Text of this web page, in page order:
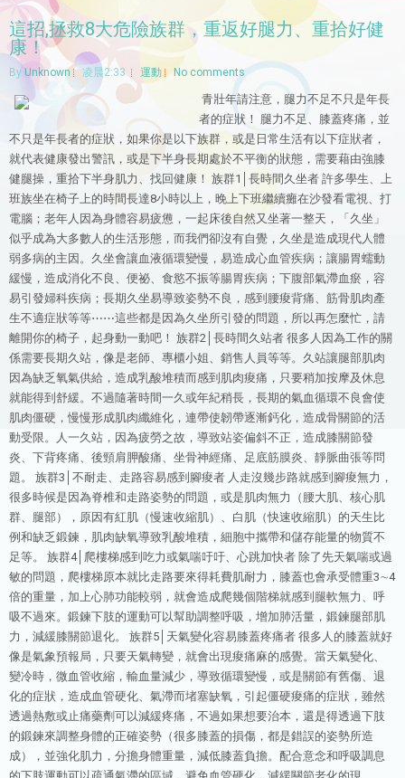
這招,拯救8大危險族群，重返好腿力、重拾好健
康！
By Unknown 凌晨2:33 運動 No comments
青壯年請注意，腿力不足不只是年長
者的症狀！ 腿力不足、膝蓋疼痛，並
不只是年長者的症狀，如果你是以下族群，或是日常生活有以下症狀者，
就代表健康發出警訊，或是下半身長期處於不平衡的狀態，需要藉由強膝
健腿操，重拾下半身肌力、找回健康！ 族群1│長時間久坐者 許多學生、上
班族坐在椅子上的時間長達8小時以上，晚上下班繼續癱在沙發看電視、打
電腦；老年人因為身體容易疲憊，一起床後自然又坐著一整天，「久坐」
似乎成為大多數人的生活形態，而我們卻沒有自覺，久坐是造成現代人體
弱多病的主因。久坐會讓血液循環變慢，易造成心血管疾病；讓腸胃蠕動
緩慢，造成消化不良、便祕、食慾不振等腸胃疾病；下腹部氣滯血瘀，容
易引發婦科疾病；長期久坐易導致姿勢不良，感到腰痠背痛、筋骨肌肉產
生不適症狀等等⋯⋯這些都是因為久坐所引發的問題，所以再怎麼忙，請
離開你的椅子，起身動一動吧！ 族群2│長時間久站者 很多人因為工作的關
係需要長期久站，像是老師、專櫃小姐、銷售人員等等。久站讓腿部肌肉
因為缺乏氧氣供給，造成乳酸堆積而感到肌肉痠痛，只要稍加按摩及休息
就能得到舒緩。不過隨著時間一久或年紀稍長，長期的氣血循環不良會使
肌肉僵硬，慢慢形成肌肉纖維化，連帶使韌帶逐漸鈣化，造成骨關節的活
動受限。人一久站，因為疲勞之故，導致站姿偏斜不正，造成膝關節發
炎、下背疼痛、後頸肩胛酸痛、坐骨神經痛、足底筋膜炎、靜脈曲張等問
題。 族群3│不耐走、走路容易感到腳痠者 人走沒幾步路就感到腳痠無力，
很多時候是因為脊椎和走路姿勢的問題，或是肌肉無力（腰大肌、核心肌
群、腿部），原因有紅肌（慢速收縮肌）、白肌（快速收縮肌）的天生比
例和缺乏鍛鍊，肌肉缺氧導致乳酸堆積，細胞中攜帶和儲存能量的物質不
足等。 族群4│爬樓梯感到吃力或氣喘吁吁、心跳加快者 除了先天氣喘或過
敏的問題，爬樓梯原本就比走路要來得耗費肌耐力，膝蓋也會承受體重3∼4
倍的重量，加上心肺功能較弱，就會造成爬幾個階梯就感到腿軟無力、呼
吸不過來。鍛鍊下肢的運動可以幫助調整呼吸，增加肺活量，鍛鍊腿部肌
力，減緩膝關節退化。 族群5│天氣變化容易膝蓋疼痛者 很多人的膝蓋就好
像是氣象預報局，只要天氣轉變，就會出現痠痛麻的感覺。當天氣變化、
變冷時，微血管收縮，輸血量減少，導致循環變慢，或是關節有舊傷、退
化的症狀，造成血管硬化、氣滯而堵塞缺氧，引起僵硬痠痛的症狀，雖然
透過熱敷或止痛藥劑可以減緩疼痛，不過如果想要治本，還是得透過下肢
的鍛鍊來調整身體的正確姿勢（很多膝蓋的損傷，都是錯誤的姿勢所造
成），並強化肌力，分擔身體重量，減低膝蓋負擔。配合意念和呼吸調息